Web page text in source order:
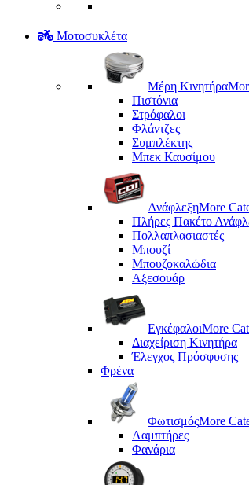
Μοτοσυκλέτα
Μέρη Kινητήρα
Πιστόνια
Στρόφαλοι
Φλάντζες
Συμπλέκτης
Μπεκ Καυσίμου
ΑνάφλεξηMore
Πλήρες Πακέτο
Πολλαπλασιαστές
Μπουζί
Μπουζοκαλώδια
Αξεσουάρ
ΕγκέφαλοιMore
Διαχείριση Κινητήρα
Έλεγχος Πρόσφυσης
Φρένα
ΦωτισμόςMore
Λαμπτήρες
Φανάρια